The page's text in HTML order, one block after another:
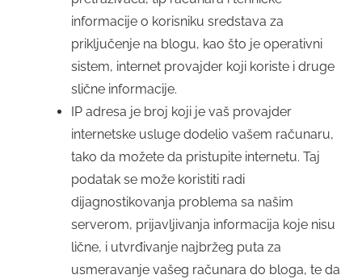
informacije o korisniku sredstava za
priključenje na blogu, kao što je operativni
sistem, internet provajder koji koriste i druge
slične informacije.
IP adresa je broj koji je vaš provajder
internetske usluge dodelio vašem računaru,
tako da možete da pristupite internetu. Taj
podatak se može koristiti radi
dijagnostikovanja problema sa našim
serverom, prijavljivanja informacija koje nisu
lične, i utvrđivanje najbržeg puta za
usmeravanje vašeg računara do bloga, te da